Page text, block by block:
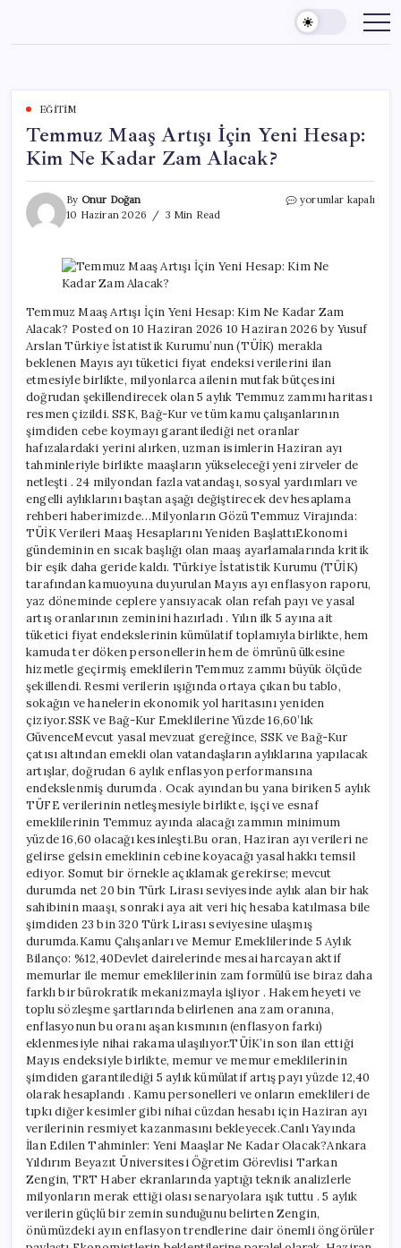
content
EĞITIM
Temmuz Maaş Artışı İçin Yeni Hesap:
Kim Ne Kadar Zam Alacak?
By Onur Doğan
10 Haziran 2026
3 Min Read
Temmuz
Yeni
Hesap:
Ne
Kadar
Zam
Alacak?
için
yorumlar kapalı
Temmuz Maaş Artışı İçin Yeni Hesap: Kim Ne Kadar Zam
Alacak? Posted on 10 Haziran 2026 10 Haziran 2026 by Yusuf
Arslan Türkiye İstatistik Kurumu’nun (TÜİK) merakla
beklenen Mayıs ayı tüketici fiyat endeksi verilerini ilan
etmesiyle birlikte, milyonlarca ailenin mutfak bütçesini
doğrudan şekillendirecek olan 5 aylık Temmuz zammı haritası
resmen çizildi. SSK, Bağ-Kur ve tüm kamu çalışanlarının
şimdiden cebe koymayı garantilediği net oranlar
hafızalardaki yerini alırken, uzman isimlerin Haziran ayı
tahminleriyle birlikte maaşların yükseleceği yeni zirveler de
netleşti . 24 milyondan fazla vatandaşı, sosyal yardımları ve
engelli aylıklarını baştan aşağı değiştirecek dev hesaplama
rehberi haberimizde…Milyonların Gözü Temmuz Virajında:
TÜİK Verileri Maaş Hesaplarını Yeniden BaşlattıEkonomi
gündeminin en sıcak başlığı olan maaş ayarlamalarında kritik
bir eşik daha geride kaldı. Türkiye İstatistik Kurumu (TÜİK)
tarafından kamuoyuna duyurulan Mayıs ayı enflasyon raporu,
yaz döneminde ceplere yansıyacak olan refah payı ve yasal
artış oranlarının zeminini hazırladı . Yılın ilk 5 ayına ait
tüketici fiyat endekslerinin kümülatif toplamıyla birlikte, hem
kamuda ter döken personellerin hem de ömrünü ülkesine
hizmetle geçirmiş emeklilerin Temmuz zammı büyük ölçüde
şekillendi. Resmi verilerin ışığında ortaya çıkan bu tablo,
sokağın ve hanelerin ekonomik yol haritasını yeniden
çiziyor.SSK ve Bağ-Kur Emeklilerine Yüzde 16,60’lık
GüvenceMevcut yasal mevzuat gereğince, SSK ve Bağ-Kur
çatısı altından emekli olan vatandaşların aylıklarına yapılacak
artışlar, doğrudan 6 aylık enflasyon performansına
endekslenmiş durumda . Ocak ayından bu yana biriken 5 aylık
TÜFE verilerinin netleşmesiyle birlikte, işçi ve esnaf
emeklilerinin Temmuz ayında alacağı zammın minimum
yüzde 16,60 olacağı kesinleşti.Bu oran, Haziran ayı verileri ne
gelirse gelsin emeklinin cebine koyacağı yasal hakkı temsil
ediyor. Somut bir örnekle açıklamak gerekirse; mevcut
durumda net 20 bin Türk Lirası seviyesinde aylık alan bir hak
sahibinin maaşı, sonraki aya ait veri hiç hesaba katılmasa bile
şimdiden 23 bin 320 Türk Lirası seviyesine ulaşmış
durumda.Kamu Çalışanları ve Memur Emeklilerinde 5 Aylık
Bilanço: %12,40Devlet dairelerinde mesai harcayan aktif
memurlar ile memur emeklilerinin zam formülü ise biraz daha
farklı bir bürokratik mekanizmayla işliyor . Hakem heyeti ve
toplu sözleşme şartlarında belirlenen ana zam oranına,
enflasyonun bu oranı aşan kısmının (enflasyon farkı)
eklenmesiyle nihai rakama ulaşılıyor.TÜİK’in son ilan ettiği
Mayıs endeksiyle birlikte, memur ve memur emeklilerinin
şimdiden garantilediği 5 aylık kümülatif artış payı yüzde 12,40
olarak hesaplandı . Kamu personelleri ve onların emeklileri de
tıpkı diğer kesimler gibi nihai cüzdan hesabı için Haziran ayı
verilerinin resmiyet kazanmasını bekleyecek.Canlı Yayında
İlan Edilen Tahminler: Yeni Maaşlar Ne Kadar Olacak?Ankara
Yıldırım Beyazıt Üniversitesi Öğretim Görevlisi Tarkan
Zengin, TRT Haber ekranlarında yaptığı teknik analizlerle
milyonların merak ettiği olası senaryolara ışık tuttu . 5 aylık
verilerin güçlü bir zemin sunduğunu belirten Zengin,
önümüzdeki ayın enflasyon trendlerine dair önemli öngörüler